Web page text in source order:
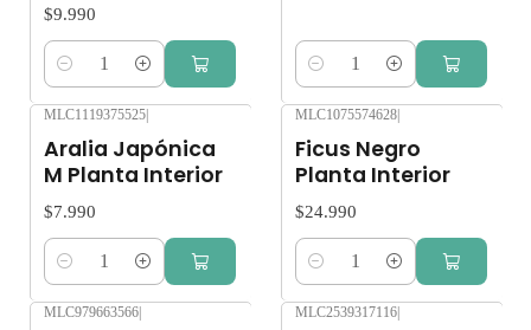
$9.990
Cantidad Cantidad
MLC1119375525
Aralia Japónica
M Planta Interior
$7.990
Cantidad
MLC1075574628
Ficus Negro
Planta Interior
$24.990
Cantidad
MLC979663566 MLC2539317116